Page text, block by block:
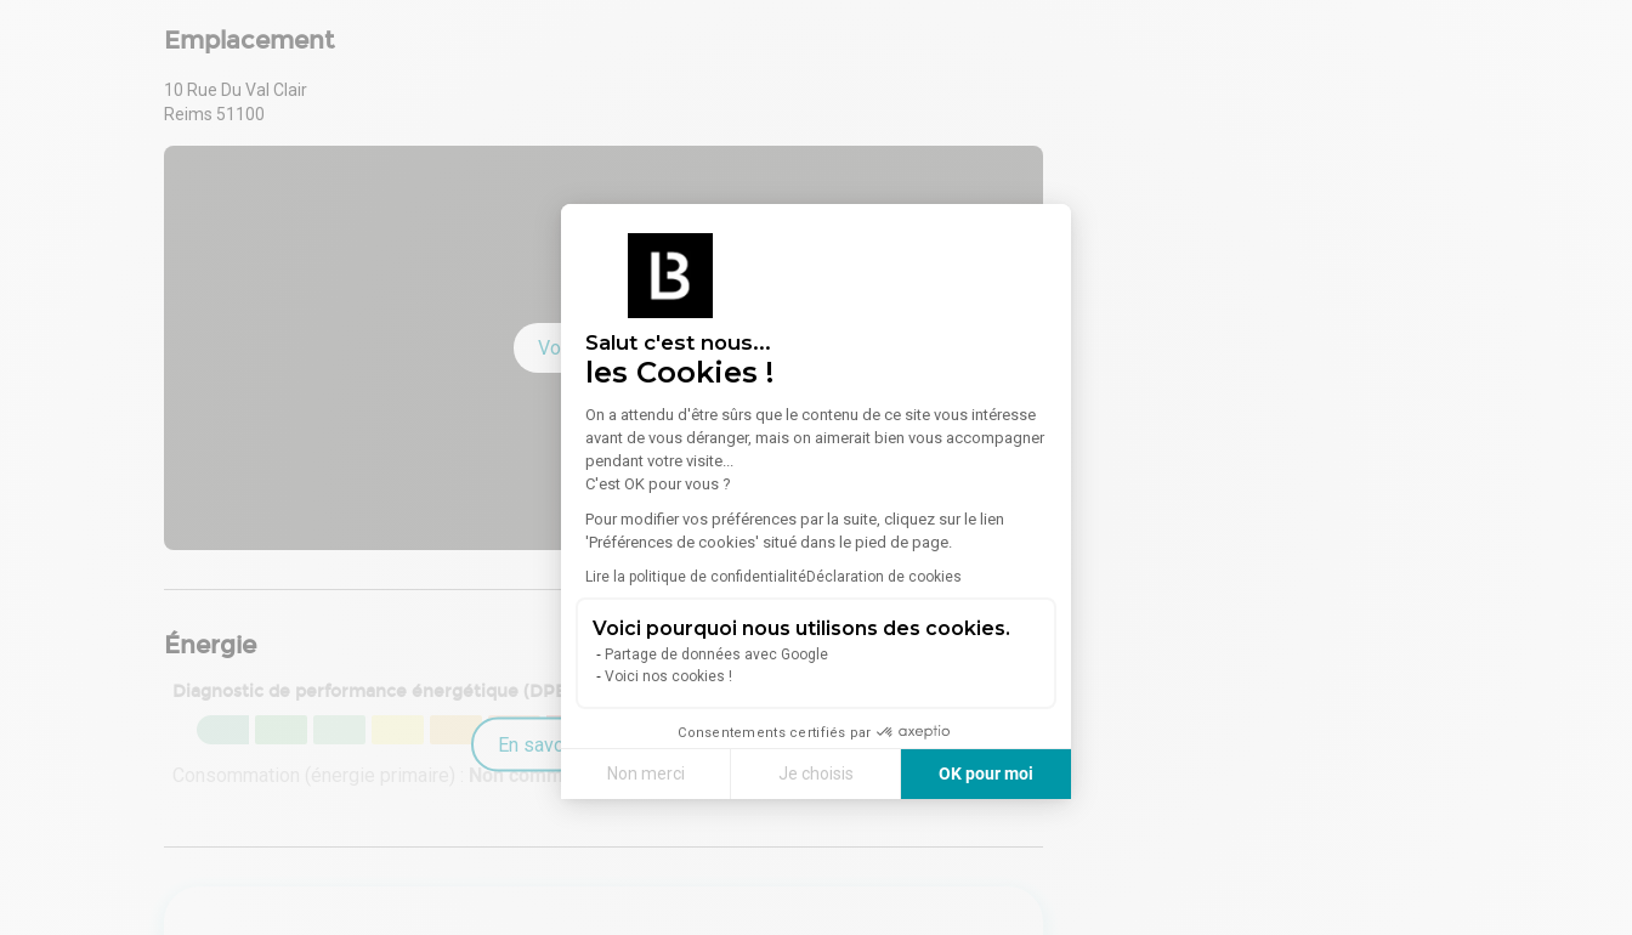
Salut c'est nous...
les Cookies !
On a attendu d'être sûrs que le contenu de ce site vous intéresse
avant de vous déranger, mais on aimerait bien vous accompagner
pendant votre visite...
C'est OK pour vous ?
Pour modifier vos préférences par la suite, cliquez sur le lien
'Préférences de cookies' situé dans le pied de page.
Lire la politique de confidentialitéDéclaration de cookies
Voici pourquoi nous utilisons des cookies.
Partage de données avec Google
Voici nos cookies !
Consentements certifiés par
Non merci Je choisis OK pour moi
Emplacement
10 Rue Du Val Clair
Reims 51100
Voir sur la carte
Énergie
Diagnostic de performance énergétique (DPE)
Non communiqué Émissions : Non communiqué
En savoir plus sur le bien